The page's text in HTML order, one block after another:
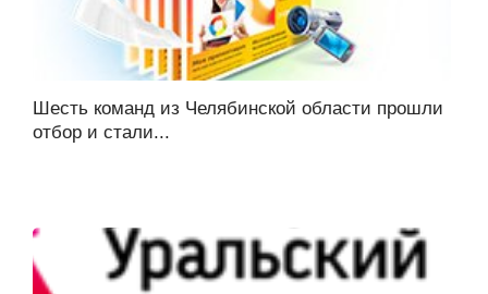
Шесть команд из Челябинской области прошли
отбор и стали...